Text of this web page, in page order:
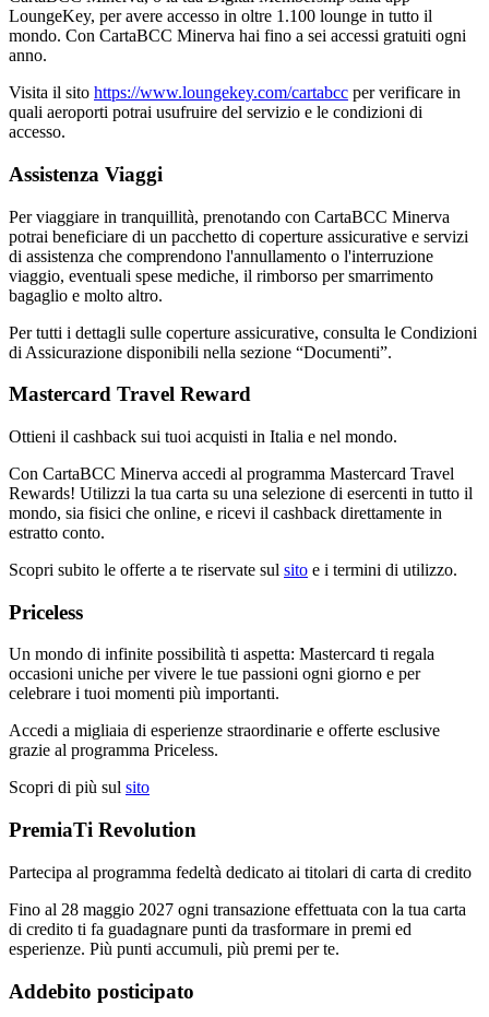
LoungeKey, per avere accesso in oltre 1.100 lounge in tutto il
mondo. Con CartaBCC Minerva hai fino a sei accessi gratuiti ogni
anno.
Visita il sito https://www.loungekey.com/cartabcc per verificare in
quali aeroporti potrai usufruire del servizio e le condizioni di
accesso.
Assistenza Viaggi
Per viaggiare in tranquillità, prenotando con CartaBCC Minerva
potrai beneficiare di un pacchetto di coperture assicurative e servizi
di assistenza che comprendono l'annullamento o l'interruzione
viaggio, eventuali spese mediche, il rimborso per smarrimento
bagaglio e molto altro.
Per tutti i dettagli sulle coperture assicurative, consulta le Condizioni
di Assicurazione disponibili nella sezione “Documenti”.
Mastercard Travel Reward
Ottieni il cashback sui tuoi acquisti in Italia e nel mondo.
Con CartaBCC Minerva accedi al programma Mastercard Travel
Rewards! Utilizzi la tua carta su una selezione di esercenti in tutto il
mondo, sia fisici che online, e ricevi il cashback direttamente in
estratto conto.
Scopri subito le offerte a te riservate sul sito e i termini di utilizzo.
Priceless
Un mondo di infinite possibilità ti aspetta: Mastercard ti regala
occasioni uniche per vivere le tue passioni ogni giorno e per
celebrare i tuoi momenti più importanti.
Accedi a migliaia di esperienze straordinarie e offerte esclusive
grazie al programma Priceless.
Scopri di più sul sito
PremiaTi Revolution
Partecipa al programma fedeltà dedicato ai titolari di carta di credito
Fino al 28 maggio 2027 ogni transazione effettuata con la tua carta
di credito ti fa guadagnare punti da trasformare in premi ed
esperienze. Più punti accumuli, più premi per te.
Addebito posticipato